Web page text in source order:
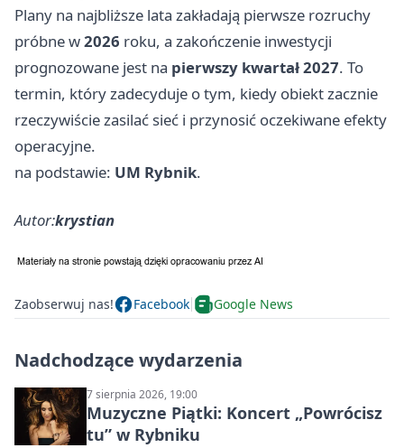
Plany na najbliższe lata zakładają pierwsze rozruchy
próbne w2026 roku, a zakończenie inwestycji
prognozowane jest na pierwszy kwartał 2027. To
termin, który zadecyduje o tym, kiedy obiekt zacznie
rzeczywiście zasilać sieć i przynosić oczekiwane efekty
operacyjne.
na podstawie: UM Rybnik.
Autor:krystian
Zaobserwuj nas! Facebook Google News
Nadchodzące wydarzenia
7 sierpnia 2026, 19:00
Muzyczne Piątki: Koncert „Powrócisz
tu” w Rybniku